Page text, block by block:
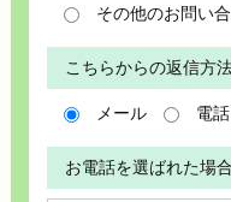
その他のお問い
こちらからの返信方
メール 電話
お電話を選ばれた場